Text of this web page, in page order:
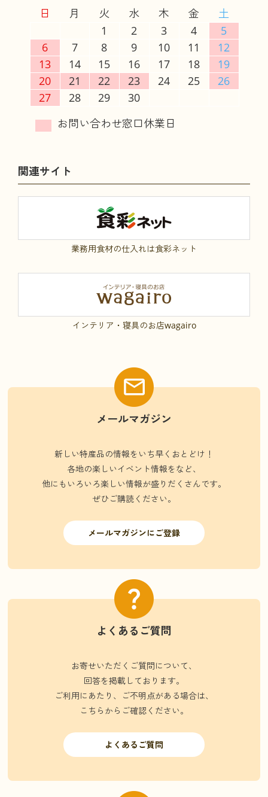
日 月 火 水 木 金
土
1
2 3 4
5
6
7 8 9 10 11
12
13
14 15 16 17 18
19
20
21 22 23 24 25
26
27
28 29 30
関連サイト
業務用食材の仕入れは食彩ネット
インテリア・寝具のお店wagairo
メールマガジン
新しい特産品の情報をいち早くおとどけ！
各地の楽しいイベント情報をなど、
他にもいろいろ楽しい情報が盛りだくさんです。
ぜひご購読ください。
メールマガジンにご登録
よくあるご質問
お寄せいただくご質問について、
回答を掲載しております。
ご利用にあたり、ご不明点がある場合は、
こちらからご確認ください。
よくあるご質問